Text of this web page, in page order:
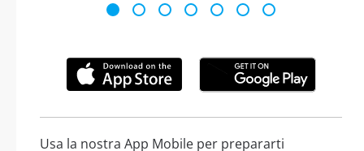
Usa la nostra App Mobile per prepararti